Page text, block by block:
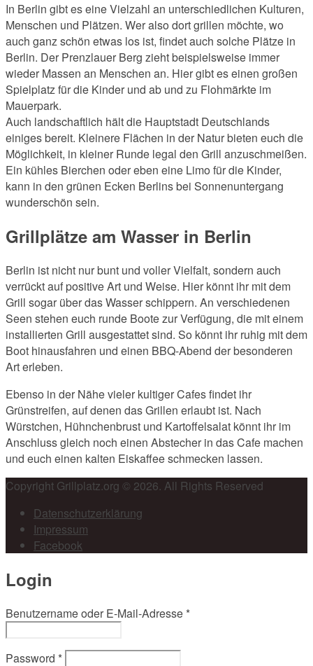
In Berlin gibt es eine Vielzahl an unterschiedlichen Kulturen,
Menschen und Plätzen. Wer also dort grillen möchte, wo
auch ganz schön etwas los ist, findet auch solche Plätze in
Berlin. Der Prenzlauer Berg zieht beispielsweise immer
wieder Massen an Menschen an. Hier gibt es einen großen
Spielplatz für die Kinder und ab und zu Flohmärkte im
Mauerpark.
Auch landschaftlich hält die Hauptstadt Deutschlands
einiges bereit. Kleinere Flächen in der Natur bieten euch die
Möglichkeit, in kleiner Runde legal den Grill anzuschmeißen.
Ein kühles Bierchen oder eben eine Limo für die Kinder,
kann in den grünen Ecken Berlins bei Sonnenuntergang
wunderschön sein.
Grillplätze am Wasser in Berlin
Berlin ist nicht nur bunt und voller Vielfalt, sondern auch
verrückt auf positive Art und Weise. Hier könnt ihr mit dem
Grill sogar über das Wasser schippern. An verschiedenen
Seen stehen euch runde Boote zur Verfügung, die mit einem
installierten Grill ausgestattet sind. So könnt ihr ruhig mit dem
Boot hinausfahren und einen BBQ-Abend der besonderen
Art erleben.
Ebenso in der Nähe vieler kultiger Cafes findet ihr
Grünstreifen, auf denen das Grillen erlaubt ist. Nach
Würstchen, Hühnchenbrust und Kartoffelsalat könnt ihr im
Anschluss gleich noch einen Abstecher in das Cafe machen
und euch einen kalten Eiskaffee schmecken lassen.
Copyright Grillplatz.org © 2026. All Rights Reserved
Datenschutzerklärung
Impressum
Facebook
Login
Benutzername oder E-Mail-Adresse *
Password *